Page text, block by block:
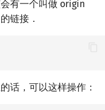
有一个叫做 origin
链接．
话，可以这样操作：